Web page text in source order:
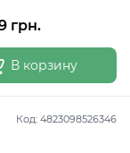
грн.
В корзину
Код: 4823098526346